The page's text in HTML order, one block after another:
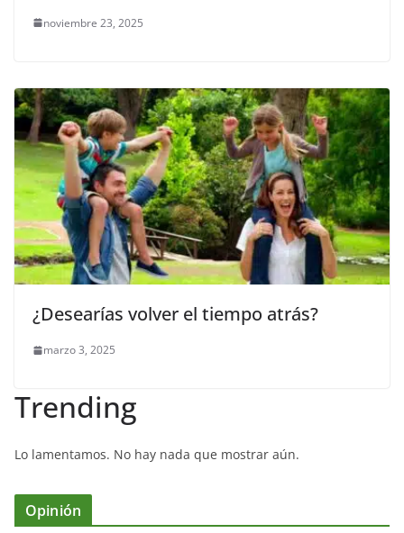
noviembre 23, 2025
¿Desearías volver el tiempo atrás?
marzo 3, 2025
Trending
Lo lamentamos. No hay nada que mostrar aún.
Opinión